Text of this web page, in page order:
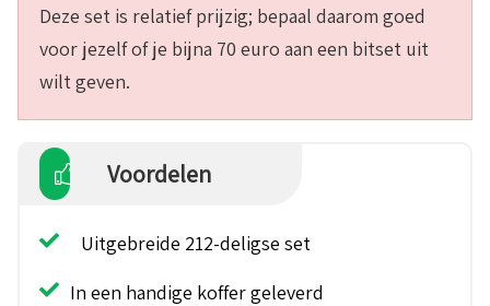
Deze set is relatief prijzig; bepaal daarom goed
voor jezelf of je bijna 70 euro aan een bitset uit
wilt geven.
Voordelen
Uitgebreide 212-deligse set
In een handige koffer geleverd